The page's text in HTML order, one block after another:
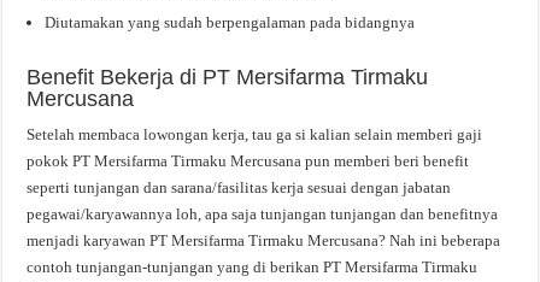
Diutamakan yang sudah berpengalaman pada bidangnya
Benefit Bekerja di PT Mersifarma Tirmaku
Mercusana
Setelah membaca lowongan kerja, tau ga si kalian selain memberi gaji
pokok PT Mersifarma Tirmaku Mercusana pun memberi beri benefit
seperti tunjangan dan sarana/fasilitas kerja sesuai dengan jabatan
pegawai/karyawannya loh, apa saja tunjangan tunjangan dan benefitnya
menjadi karyawan PT Mersifarma Tirmaku Mercusana? Nah ini beberapa
contoh tunjangan-tunjangan yang di berikan PT Mersifarma Tirmaku